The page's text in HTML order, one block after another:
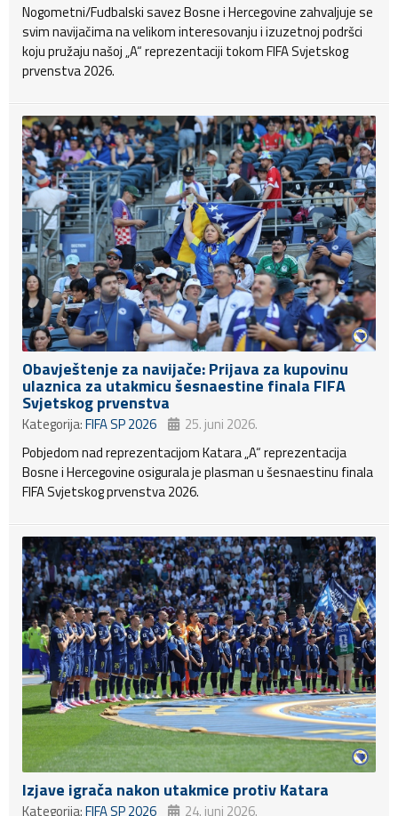
Nogometni/Fudbalski savez Bosne i Hercegovine zahvaljuje se
svim navijačima na velikom interesovanju i izuzetnoj podršci
koju pružaju našoj „A“ reprezentaciji tokom FIFA Svjetskog
prvenstva 2026.
Obavještenje za navijače: Prijava za kupovinu
ulaznica za utakmicu šesnaestine finala FIFA
Svjetskog prvenstva
Kategorija:FIFA SP 2026
25. juni 2026.
Pobjedom nad reprezentacijom Katara „A“ reprezentacija
Bosne i Hercegovine osigurala je plasman u šesnaestinu finala
FIFA Svjetskog prvenstva 2026.
Izjave igrača nakon utakmice protiv Katara
Kategorija:FIFA SP 2026 24. juni 2026.